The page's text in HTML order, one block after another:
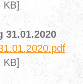
KB]
31.01.2020
KB]